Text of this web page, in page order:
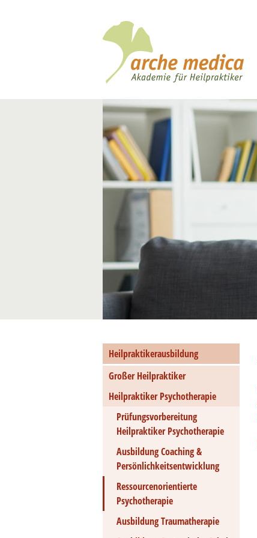
Heilpraktikerausbildung
Großer Heilpraktiker
Heilpraktiker Psychotherapie
Prüfungsvorbereitung
Heilpraktiker Psychotherapie
Ausbildung Coaching &
Persönlichkeitsentwicklung
Ressourcenorientierte
Psychotherapie
Ausbildung Traumatherapie